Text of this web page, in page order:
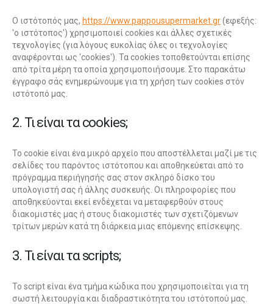
Ο ιστότοπός μας, https://www.pappousupermarket.gr(εφεξής:
'ο ιστότοπος') χρησιμοποιεί cookies και άλλες σχετικές
τεχνολογίες (για λόγους ευκολίας όλες οι τεχνολογίες
αναφέρονται ως 'cookies'). Τα cookies τοποθετούνται επίσης
από τρίτα μέρη τα οποία χρησιμοποιήσουμε. Στο παρακάτω
έγγραφο σάς ενημερώνουμε για τη χρήση των cookies στόν
ιστότοπό μας.
2. Τι είναι τα cookies;
Το cookie είναι ένα μικρό αρχείο που αποστέλλεται μαζί με τις
σελίδες του παρόντος ιστότοπου και αποθηκεύεται από το
πρόγραμμα περιήγησής σας στον σκληρό δίσκο του
υπολογιστή σας ή άλλης συσκευής. Οι πληροφορίες που
αποθηκεύονται εκεί ενδέχεται να μεταφερθούν στους
διακομιστές μας ή στους διακομιστές των σχετιζόμενων
τρίτων μερών κατά τη διάρκεια μιας επόμενης επίσκεψης.
3. Τι είναι τα scripts;
Το script είναι ένα τμήμα κώδικα που χρησιμοποιείται για τη
σωστή λειτουργία και διαδραστικότητα του ιστότοπού μας.